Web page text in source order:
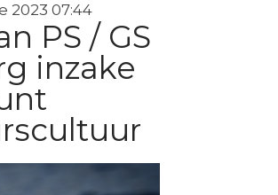
2023 07:44
PS / GS
inzake